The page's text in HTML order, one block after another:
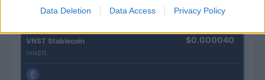
Data Deletion Data Access Privacy Policy
(BTC)
VNST Stablecoin
(VNST)
$0.000040